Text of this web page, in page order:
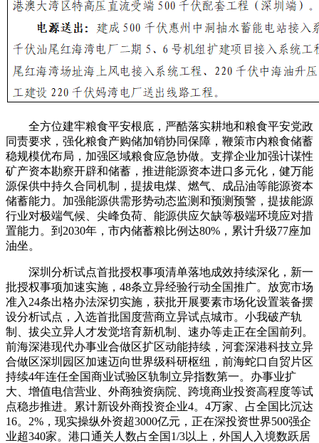
全方位建牢粮食平安根底，严酷落实耕地和粮食平安党政
同责要求，强化粮食产购储加销协同保障，鞭策市内粮食储蓄
稳规模优布局，加强区域粮食应急协做。支撑企业加强计谋性
矿产资本勘察开辟和储蓄，推进能源资本进口多元化，健万能
源保供中持久合同机制，提拔电煤、燃气、成品油等能源资本
储蓄能力。加强能源供需形势动态监测和预测预警，提拔能源
行业对极端气候、尖峰负荷、能源供应欠缺等极端环境应对措
置能力。到2030年，市内储蓄粮比例达80%，累计升级77座加
油坐。
深圳分析试点首批授权事项清单落地成效持续深化，新一
批授权事项加速实施，48条立异经验行动全国推广。放宽市场
准入24条出格办法深切实施，获批开展要素市场化设置装备摆
设分析试点，入选首批国度营商立异试点城市。小我破产轨
制、拔尖立异人才发觉培育新机制、速办等走正在全国前列。
前海深港现代办事业合做区扩区动能持续，河套深港科技立异
合做区深圳园区加速迈向世界级科研枢纽，前海蛇口自贸片区
持续4年连任全国商业试验区轨制立异指数第一。办事业扩
大、增值电信营业、外商独资病院、跨境商业投资高程度等试
点稳步推进。累计新设外商投资企业4。4万家、占全国比沉达
16。2%，现实操纵外资超3000亿元，正在深投资世界500强企
业超340家。港口通关人数占全国1/3以上，外国人入境数跃居